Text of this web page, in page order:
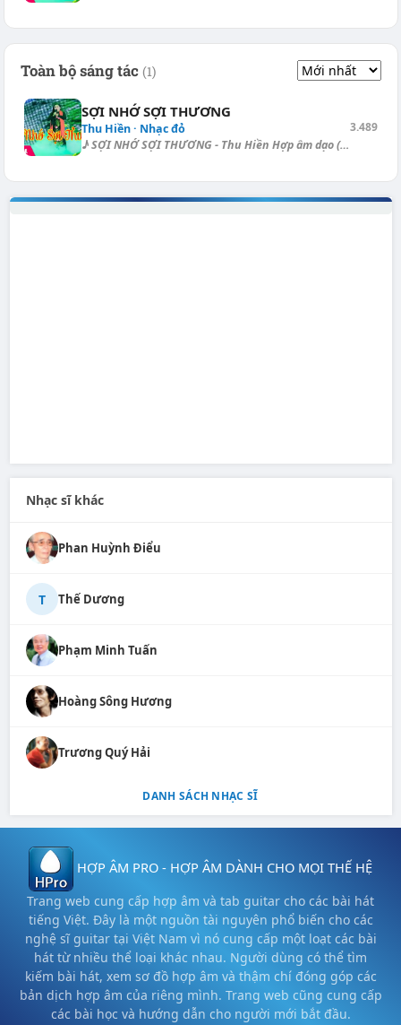
Toàn bộ sáng tác (1)
SỢI NHỚ SỢI THƯƠNG
Thu Hiền · Nhạc đỏ
♪ SỢI NHỚ SỢI THƯƠNG - Thu Hiền Hợp âm dạo (Ballad): [Bm] | [Em] | [Bm]...
3.489
Nhạc sĩ khác
Phan Huỳnh Điểu
T Thế Dương
Phạm Minh Tuấn
Hoàng Sông Hương
Trương Quý Hải
DANH SÁCH NHẠC SĨ
HỢP ÂM PRO - HỢP ÂM DÀNH CHO MỌI THẾ HỆ
Trang web cung cấp hợp âm và tab guitar cho các bài hát
tiếng Việt. Đây là một nguồn tài nguyên phổ biến cho các
nghệ sĩ guitar tại Việt Nam vì nó cung cấp một loạt các bài
hát từ nhiều thể loại khác nhau. Người dùng có thể tìm
kiếm bài hát, xem sơ đồ hợp âm và thậm chí đóng góp các
bản dịch hợp âm của riêng mình. Trang web cũng cung cấp
các bài học và hướng dẫn cho người mới bắt đầu.